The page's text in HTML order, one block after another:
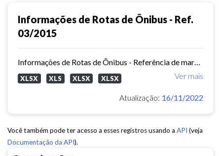
Informações de Rotas de Ônibus - Ref.
03/2015
Ver mais
XLSX XLS XLSX XLSX
Atualização: 16/11/2022
Você também pode ter acesso a esses registros usando a API (veja
Documentação da API).